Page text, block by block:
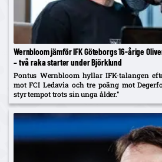
Wernbloom jämför IFK Göteborgs 16-årige
– två raka starter under Björklund
Pontus Wernbloom hyllar IFK-talangen
mot FCI Ledavia och tre poäng mot
styr tempot trots sin unga ålder."